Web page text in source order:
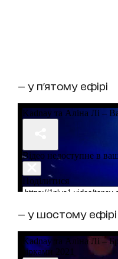
— у п'ятому ефірі
— у шостому ефірі